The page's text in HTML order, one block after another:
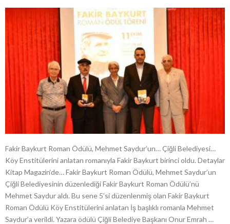
Fakir Baykurt Roman Ödülü, Mehmet Saydur’un… Çiğli Belediyesi…
Köy Enstitülerini anlatan romanıyla Fakir Baykurt birinci oldu. Detaylar
Kitap Magazin‘de… Fakir Baykurt Roman Ödülü, Mehmet Saydur’un
Çiğli Belediyesinin düzenlediği Fakir Baykurt Roman Ödülü’nü
Mehmet Saydur aldı. Bu sene 5’si düzenlenmiş olan Fakir Baykurt
Roman Ödülü Köy Enstitülerini anlatan İş başlıklı romanla Mehmet
Saydur’a verildi. Yazara ödülü Çiğli Belediye Başkanı Onur Emrah …